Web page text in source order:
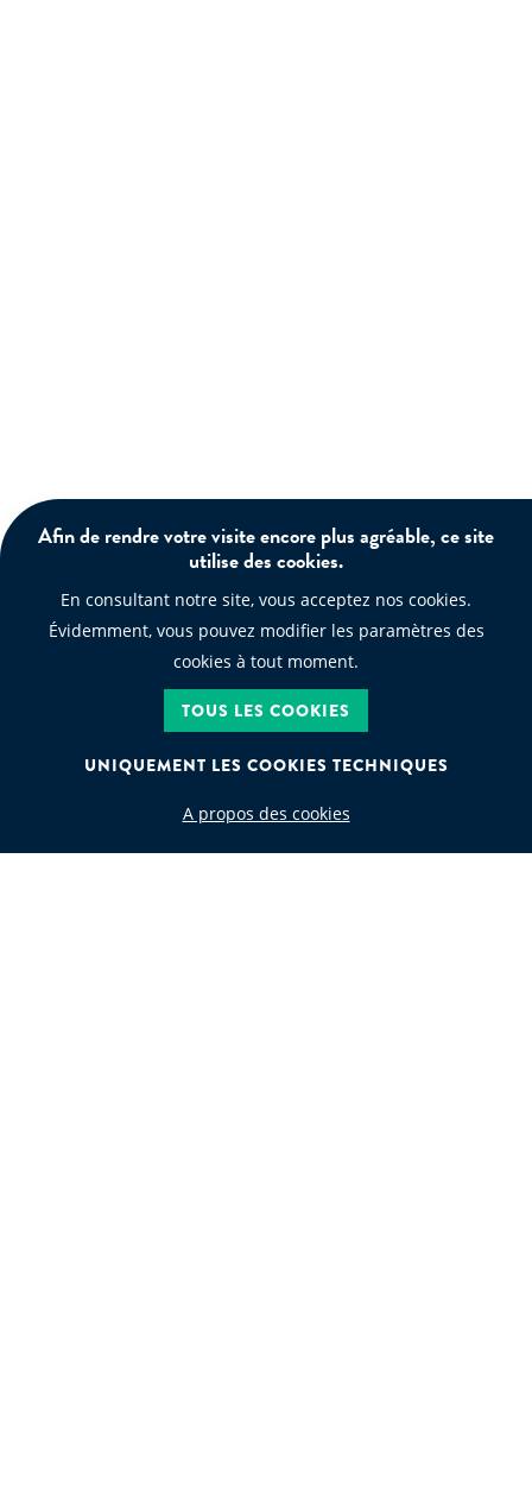
Afin de rendre votre visite encore plus agréable, ce site
utilise des cookies.
En consultant notre site, vous acceptez nos cookies.
Évidemment, vous pouvez modifier les paramètres des
cookies à tout moment.
TOUS LES COOKIES
UNIQUEMENT LES COOKIES TECHNIQUES
A propos des cookies